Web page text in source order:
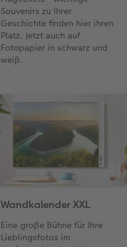
Souvenirs zu Ihrer
Geschichte finden hier ihren
Platz. Jetzt auch auf
Fotopapier in schwarz und
weiß.
Wandkalender XXL
Eine große Bühne für Ihre
Lieblingsfotos im